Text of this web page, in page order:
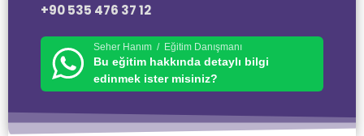
+90 535 476 37 12
Seher Hanım / Eğitim Danışmanı
Bu eğitim hakkında detaylı bilgi
edinmek ister misiniz?